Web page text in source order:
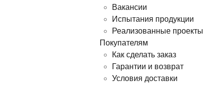
Вакансии
Испытания продукции
Реализованные проекты
Покупателям
Как сделать заказ
Гарантии и возврат
Условия доставки